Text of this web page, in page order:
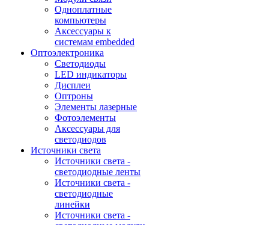
Одноплатные
компьютеры
Аксессуары к
системам embedded
Oптоэлектроника
Светодиоды
LED индикаторы
Дисплеи
Оптроны
Элементы лазерные
Фотоэлементы
Аксессуары для
светодиодов
Источники света
Источники света -
светодиодные ленты
Источники света -
светодиодные
линейки
Источники света -